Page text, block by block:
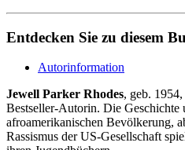
Entdecken Sie zu diesem
Autorinformation
Jewell Parker Rhodes, geb.
Bestseller-Autorin. Die
afroamerikanischen Bevölkerung,
Rassismus der US-Gesellschaft